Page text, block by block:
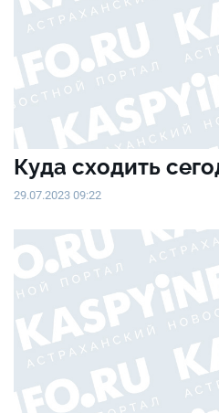
Куда сходить
29.07.2023 09:22